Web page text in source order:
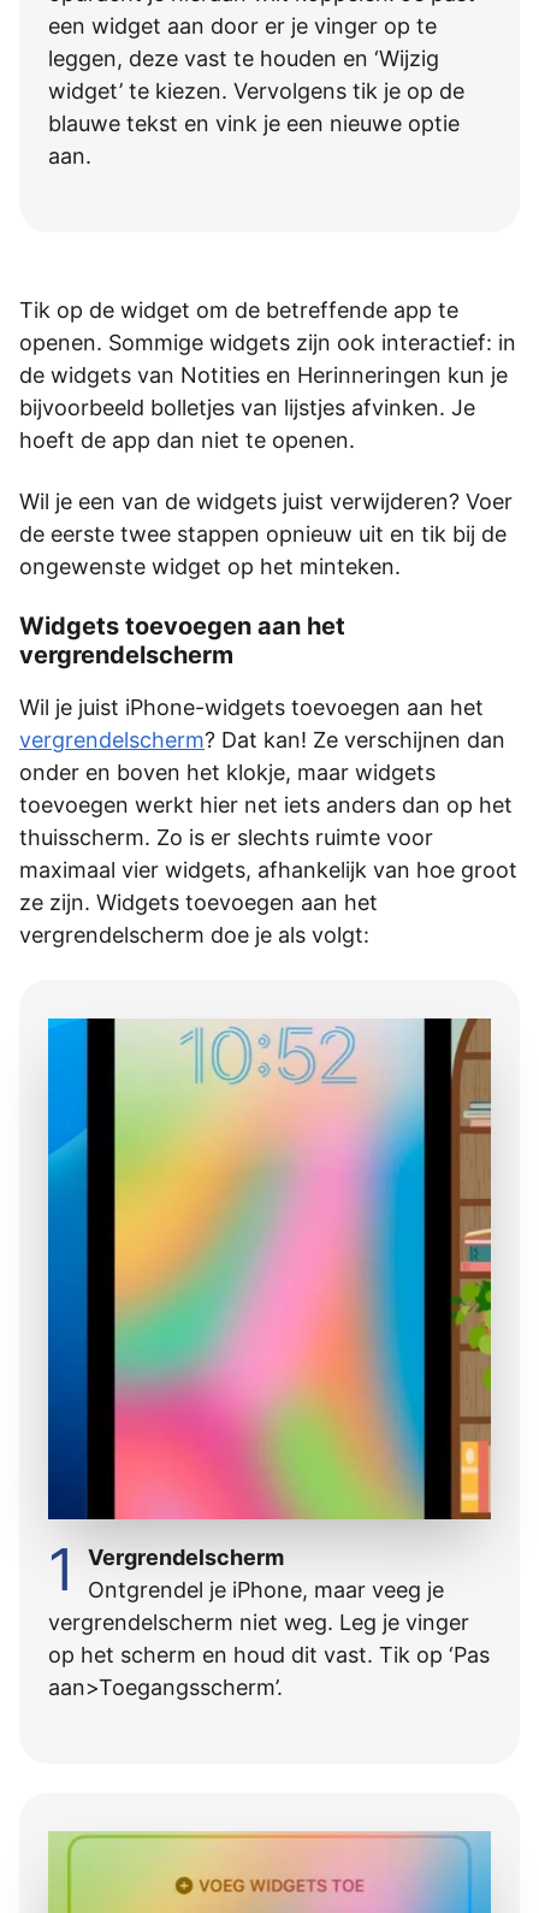
een widget aan door er je vinger op te
leggen, deze vast te houden en ‘Wijzig
widget’ te kiezen. Vervolgens tik je op de
blauwe tekst en vink je een nieuwe optie
aan.
Tik op de widget om de betreffende app te
openen. Sommige widgets zijn ook interactief: in
de widgets van Notities en Herinneringen kun je
bijvoorbeeld bolletjes van lijstjes afvinken. Je
hoeft de app dan niet te openen.
Wil je een van de widgets juist verwijderen? Voer
de eerste twee stappen opnieuw uit en tik bij de
ongewenste widget op het minteken.
Widgets toevoegen aan het
vergrendelscherm
Wil je juist iPhone-widgets toevoegen aan het
vergrendelscherm? Dat kan! Ze verschijnen dan
onder en boven het klokje, maar widgets
toevoegen werkt hier net iets anders dan op het
thuisscherm. Zo is er slechts ruimte voor
maximaal vier widgets, afhankelijk van hoe groot
ze zijn. Widgets toevoegen aan het
vergrendelscherm doe je als volgt:
1
Vergrendelscherm
Ontgrendel je iPhone, maar veeg je
vergrendelscherm niet weg. Leg je vinger
op het scherm en houd dit vast. Tik op ‘Pas
aan>Toegangsscherm’.